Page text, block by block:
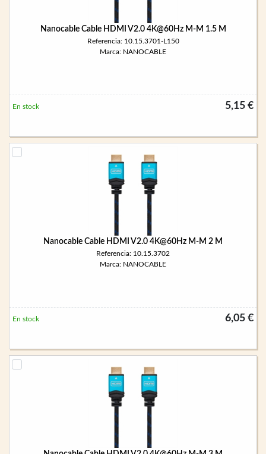
Nanocable Cable HDMI V2.0 4K@60Hz M-M 1.5 M
Referencia: 10.15.3701-L150
Marca: NANOCABLE
5,15 €
En stock
Nanocable Cable HDMI V2.0 4K@60Hz M-M 2 M
Referencia: 10.15.3702
Marca: NANOCABLE
6,05 €
En stock